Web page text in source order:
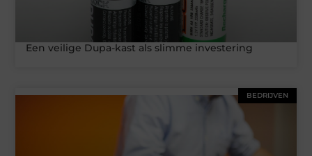
Een veilige Dupa-kast als slimme investering
BEDRIJVEN